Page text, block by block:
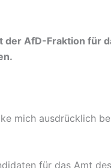
der AfD-Fraktion für
mich ausdrücklich
für das Amt